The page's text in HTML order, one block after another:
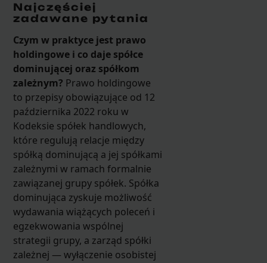
Najczęściej
zadawane pytania
Czym w praktyce jest prawo
holdingowe i co daje spółce
dominującej oraz spółkom
zależnym? Prawo holdingowe
to przepisy obowiązujące od 12
października 2022 roku w
Kodeksie spółek handlowych,
które regulują relacje między
spółką dominującą a jej spółkami
zależnymi w ramach formalnie
zawiązanej grupy spółek. Spółka
dominująca zyskuje możliwość
wydawania wiążących poleceń i
egzekwowania wspólnej
strategii grupy, a zarząd spółki
zależnej — wyłączenie osobistej